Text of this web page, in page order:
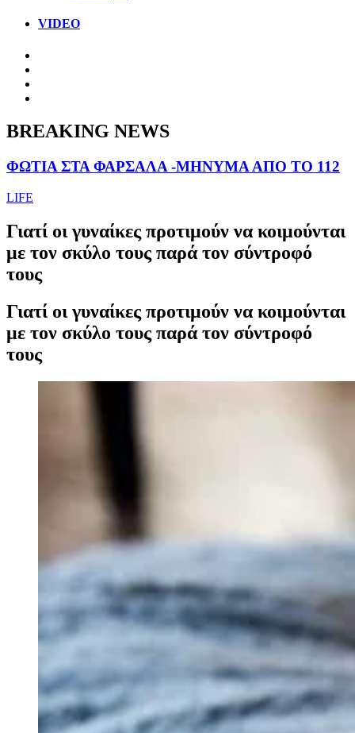
VIDEO
BREAKING NEWS
ΦΩΤΙΑ ΣΤΑ ΦΑΡΣΑΛΑ -ΜΗΝΥΜΑ ΑΠΟ ΤΟ 112
LIFE
Γιατί οι γυναίκες προτιμούν να κοιμούνται
με τον σκύλο τους παρά τον σύντροφό
τους
Γιατί οι γυναίκες προτιμούν να κοιμούνται
με τον σκύλο τους παρά τον σύντροφό
τους